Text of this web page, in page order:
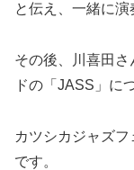
と伝え、一緒に演
その後、川喜田
ドの「JASS」に
カツシカジャズ
です。